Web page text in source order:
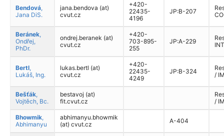
Bendová,
Jana DiS.
jana.bendova (at)
cvut.cz
+420-
22435-
4196
JP:B-207
Beránek,
Ondřej,
PhDr.
ondrej.beranek (at)
cvut.cz
+420-
703-895-
255
JP:A-229
Bertl,
Lukáš, Ing.
lukas.bertl (at)
cvut.cz
+420-
22435-
4249
JP:B-324
/
Bešťák,
Vojtěch, Bc.
bestavoj (at)
fit.cvut.cz
/
Bhowmik,
Abhimanyu
abhimanyu.bhowmik
(at) cvut.cz
A-404